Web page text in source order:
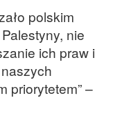
polskim
nie
ich praw i
priorytetem” –